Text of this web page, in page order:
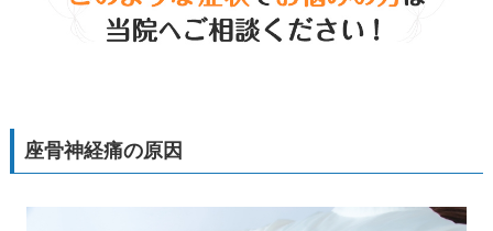
座骨神経痛の原因